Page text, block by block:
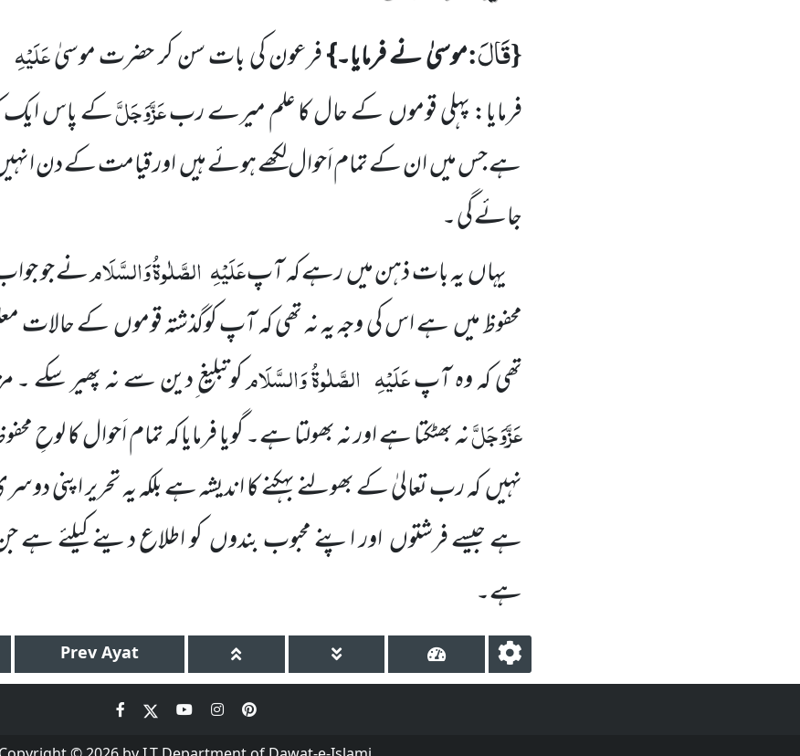
{قَالَ:موسیٰ نے فرمایا۔}فرعون کی بات سن کر حضرت موسیٰعَلَیْہِ
فرمایا: پہلی قوموں کے حال کا علم میرے ربعَزَّوَجَلَّکے پاس ایک
ہے جس میں ان کے تمام اَحوال لکھے ہوئے ہیں اور قیامت کے دن
جائے گی ۔
یہاں یہ بات ذہن میں رہے کہ آپعَلَیْہِ الصَّلٰوۃُ وَالسَّلَامنے جو
محفوظ میں ہے اس کی وجہ یہ نہ تھی کہ آپ کوگذشتہ قوموں کے حالات
تھی کہ وہ آپعَلَیْہِ الصَّلٰوۃُ وَالسَّلَامکوتبلیغ ِدین سے نہ پھیر سکے ۔
عَزَّوَجَلَّنہ بھٹکتا ہے اور نہ بھولتا ہے۔ گویا فرمایا کہ تمام اَحوال کا لوحِ
نہیں کہ رب تعالیٰ کے بھولنے بہکنے کا اندیشہ ہے بلکہ یہ تحریر اپنی
ہے جیسے فرشتوں اور اپنے محبوب بندوں کو اطلاع دینے کیلئے ہے
ہے۔
Prev Ayat